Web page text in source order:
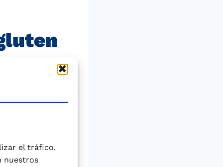
el tráfico.
nuestros
cereales sin
temprana
bebés
son ricas
embargo, su